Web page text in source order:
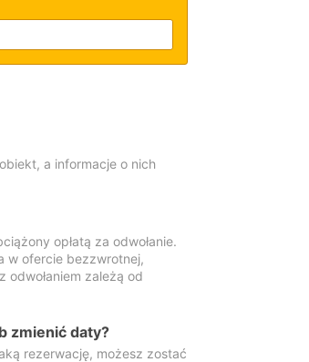
a informacje o nich
opłatą za odwołanie.
w ofercie bezzwrotnej,
odwołaniem zależą od
zmienić daty?
rezerwację, możesz zostać